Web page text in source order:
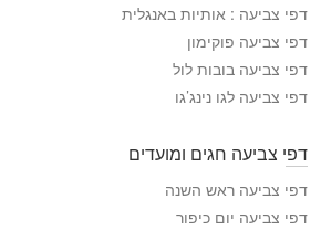
י
ע
ה
דפי צביעה : אותיות באנגלית
דפי צביעה פוקימון
דפי צביעה בובות לול
דפי צביעה לגו נינג’גו
דפי צביעה חגים ומועדים
דפי צביעה ראש השנה
דפי צביעה יום כיפור